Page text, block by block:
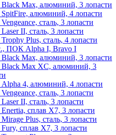
Max, алюминий, 3 лопасти
алюминий, 4 лопасти
сталь, 3 лопасти
II, сталь, 3 лопасти
Plus, сталь, 4 лопасти
ПОК Alpha I, Bravo I
Max, алюминий, 3 лопасти
Black Max XC, алюминий, 3
4, алюминий, 4 лопасти
сталь, 3 лопасти
II, сталь, 3 лопасти
сплав Х7, 3 лопасти
Plus, сталь, 3 лопасти
сплав Х7, 3 лопасти